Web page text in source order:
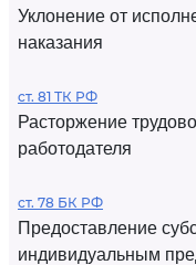
Уклонение от
наказания
ст. 81 ТК РФ
Расторжение
работодателя
ст. 78 БК РФ
Предоставление
индивидуальным